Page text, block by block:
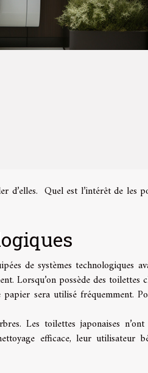
Quel est l’intérêt de les
de systèmes technologiques
Lorsqu’on possède des toilettes
sera utilisé fréquemment.
Les toilettes japonaises n’ont
efficace, leur utilisateur